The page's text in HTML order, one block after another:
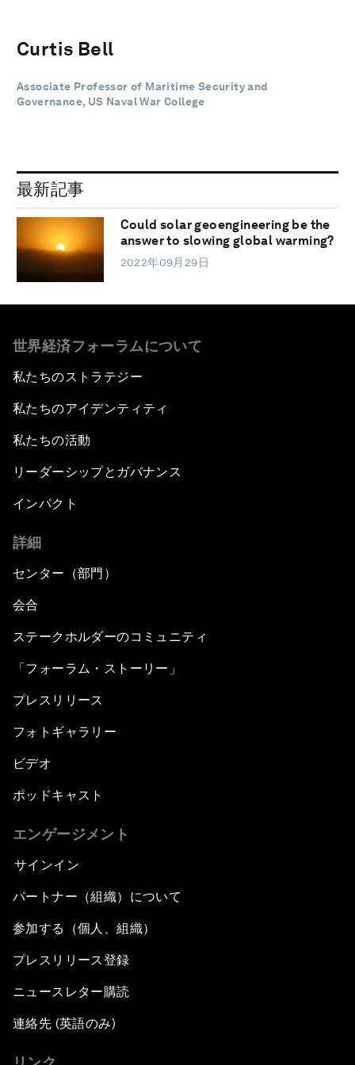
Curtis Bell
Associate Professor of Maritime Security and
Governance, US Naval War College
最新記事
Could solar geoengineering be the
answer to slowing global warming?
2022年09月29日
世界経済フォーラムについて
私たちのストラテジー
私たちのアイデンティティ
私たちの活動
リーダーシップとガバナンス
インパクト
詳細
センター（部門）
会合
ステークホルダーのコミュニティ
「フォーラム・ストーリー」
プレスリリース
フォトギャラリー
ビデオ
ポッドキャスト
エンゲージメント
サインイン
パートナー（組織）について
参加する（個人、組織）
プレスリリース登録
ニュースレター購読
連絡先 (英語のみ)